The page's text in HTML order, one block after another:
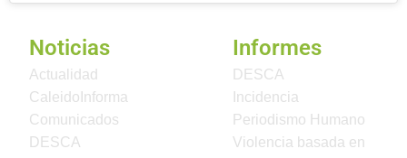
Noticias
Actualidad
CaleidoInforma
Comunicados
DESCA
Informes
DESCA
Incidencia
Periodismo Humano
Violencia basada en